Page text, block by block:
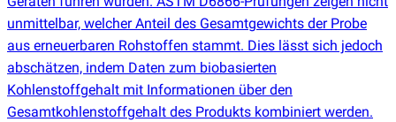
unmittelbar, welcher Anteil des Gesamtgewichts der Probe
aus erneuerbaren Rohstoffen stammt. Dies lässt sich jedoch
abschätzen, indem Daten zum biobasierten
Kohlenstoffgehalt mit Informationen über den
Gesamtkohlenstoffgehalt des Produkts kombiniert werden.